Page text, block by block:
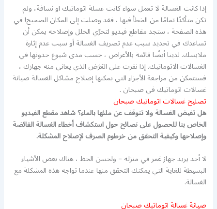
إذا كانت الغسالة لا تعمل سواء كانت غسلة اتوماتيك او نسافة، ولم
تكن متأكدًا تمامًا من الخطأ فيها ، فقد وصلت إلى المكان الصحيح! في
هذه الصفحة ، ستجد مقاطع فيديو لتحرّي الخلل وإصلاحه يمكن أن
تساعدك في تحديد سبب عدم تصريف الغسالة أو سبب عدم إثارة
ملابسك. لدينا أيضًا قائمة بالأعراض ، حسب مدى شيوع حدوثها في
الغسالات الاتوماتيك. إذا نقرت على العَرَض الذي يعاني منه جهازك ،
فستتمكن من مراجعة الأجزاء التي يمكنها إصلاح مشاكل الغسالة صيانة
غسالات اتوماتيك في صبحان .
تصليح غسالات اتوماتيك صبحان
هل تفيض الغسالة ولا تتوقف عن ملئها بالماء؟ شاهد مقطع الفيديو
الخاص بنا للحصول على نصائح حول استكشاف أخطاء الغسالة الفائضة
وإصلاحها وكيفية التحقق من خرطوم الصرف لإصلاح المشكلة.
لا أحد يريد جهاز غمر في منزله – ولحسن الحظ ، هناك بعض الأشياء
البسيطة للغاية التي يمكنك التحقق منها عندما تواجه هذه المشكلة مع
الغسالة.
صيانة غسالة اتوماتيك صبحان